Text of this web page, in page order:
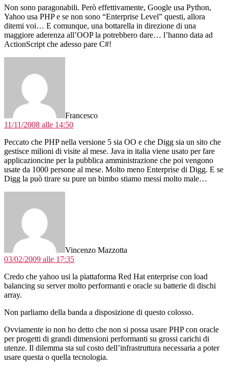
Non sono paragonabili. Però effettivamente, Google usa Python,
Yahoo usa PHP e se non sono “Enterprise Level” questi, allora
ditemi voi… E comunque, una bottarella in direzione di una
maggiore aderenza all’OOP la potrebbero dare… l’hanno data ad
ActionScript che adesso pare C#!
Francesco
11/11/2008 alle 14:50
Peccato che PHP nella versione 5 sia OO e che Digg sia un sito che
gestisce milioni di visite al mese. Java in italia viene usato per fare
applicazioncine per la pubblica amministrazione che poi vengono
usate da 1000 persone al mese. Molto meno Enterprise di Digg. E se
Digg la può tirare su pure un bimbo stiamo messi molto male…
Vincenzo Mazzotta
03/02/2009 alle 17:35
Credo che yahoo usi la piattaforma Red Hat enterprise con load
balancing su server molto performanti e oracle su batterie di dischi
array.
Non parliamo della banda a disposizione di questo colosso.
Ovviamente io non ho detto che non si possa usare PHP con oracle
per progetti di grandi dimensioni performanti su grossi carichi di
utenze. Il dilemma sta sul costo dell’infrastruttura necessaria a poter
usare questa o quella tecnologia.